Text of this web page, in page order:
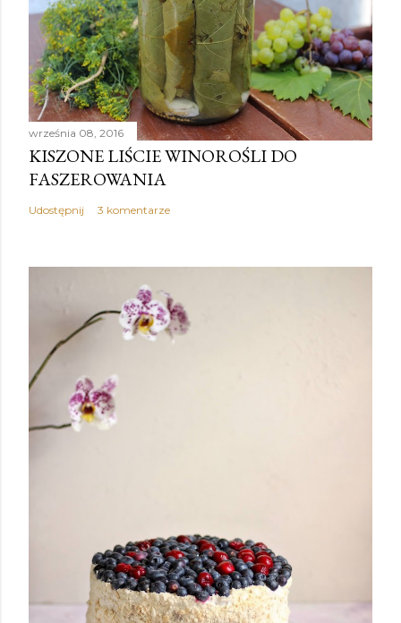
września 08, 2016
KISZONE LIŚCIE WINOROŚLI DO
FASZEROWANIA
Udostępnij 3 komentarze